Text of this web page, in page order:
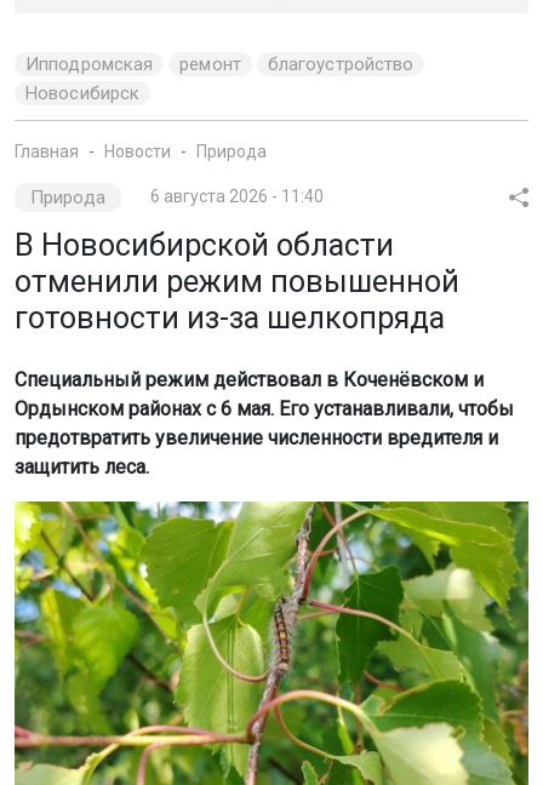
Ипподромская ремонт
благоустройство
Новосибирск
Главная Новости Природа
Природа 6 августа 2026 - 11:40
В Новосибирской области
отменили режим повышенной
готовности из-за шелкопряда
Специальный режим действовал в Коченёвском и
Ордынском районах с 6 мая. Его устанавливали, чтобы
предотвратить увеличение численности вредителя и
защитить леса.